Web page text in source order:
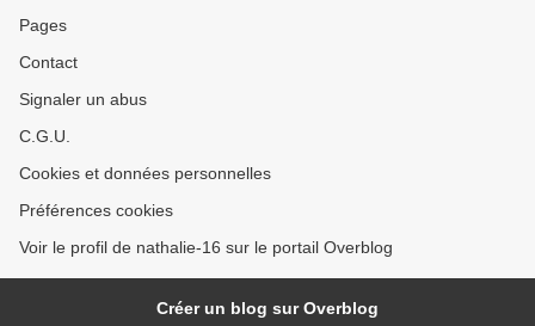
Pages
Contact
Signaler un abus
C.G.U.
Cookies et données personnelles
Préférences cookies
Voir le profil de nathalie-16 sur le portail Overblog
Créer un blog sur Overblog